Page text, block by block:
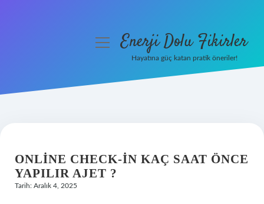
Hakkımızda
menüyüEnerji Dolu Fikirler
Hayatına güç katan pratik öneriler!
ONLINE CHECK-IN KAÇ SAAT ÖNCE
YAPILIR AJET ?
Tarih: Aralık 4, 2025